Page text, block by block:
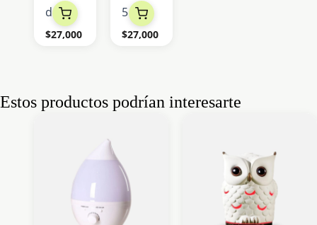
de 5
$27,000
5
$27,000
Estos productos podrían interesarte